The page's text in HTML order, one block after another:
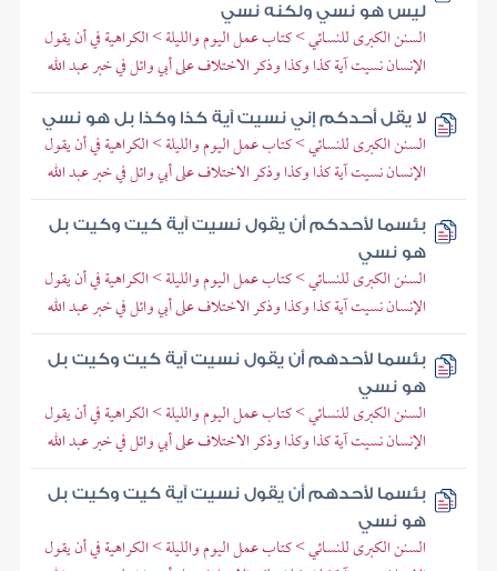
ليس هو نسي ولكنه نسي
السنن الكبرى للنسائي > كتاب عمل اليوم والليلة > الكراهية في أن يقول
الإنسان نسيت آية كذا وكذا وذكر الاختلاف على أبي وائل في خبر عبد الله
لا يقل أحدكم إني نسيت آية كذا وكذا بل هو نسي
السنن الكبرى للنسائي > كتاب عمل اليوم والليلة > الكراهية في أن يقول
الإنسان نسيت آية كذا وكذا وذكر الاختلاف على أبي وائل في خبر عبد الله
بئسما لأحدكم أن يقول نسيت آية كيت وكيت بل
هو نسي
السنن الكبرى للنسائي > كتاب عمل اليوم والليلة > الكراهية في أن يقول
الإنسان نسيت آية كذا وكذا وذكر الاختلاف على أبي وائل في خبر عبد الله
بئسما لأحدهم أن يقول نسيت آية كيت وكيت بل
هو نسي
السنن الكبرى للنسائي > كتاب عمل اليوم والليلة > الكراهية في أن يقول
الإنسان نسيت آية كذا وكذا وذكر الاختلاف على أبي وائل في خبر عبد الله
بئسما لأحدهم أن يقول نسيت آية كيت وكيت بل
هو نسي
السنن الكبرى للنسائي > كتاب عمل اليوم والليلة > الكراهية في أن يقول